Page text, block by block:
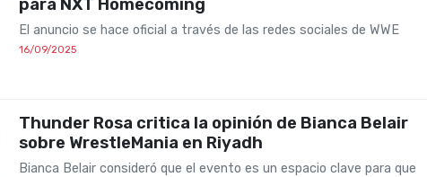
para NXT Homecoming
El anuncio se hace oficial a través de las redes sociales de WWE
16/09/2025
Thunder Rosa critica la opinión de Bianca Belair
sobre WrestleMania en Riyadh
Bianca Belair consideró que el evento es un espacio clave para que